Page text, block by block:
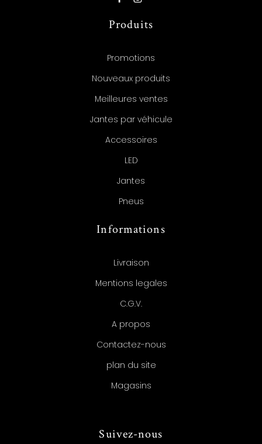
Produits
Promotions
Nouveaux produits
Meilleures ventes
Jantes par véhicule
Accessoires
LED
Jantes
Pneus
Informations
Livraison
Mentions legales
C.G.V.
A propos
Contactez-nous
plan du site
Magasins
Suivez-nous